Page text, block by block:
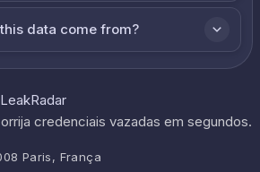
data come from?
credenciais vazadas em segundos.
Paris, França